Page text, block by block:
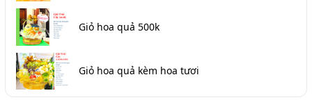
Giỏ hoa quả 500k
Giỏ hoa quả kèm hoa tươi